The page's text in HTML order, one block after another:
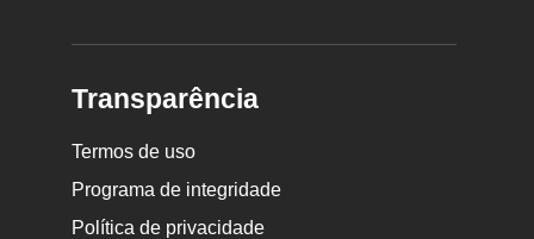
Transparência
Termos de uso
Programa de integridade
Política de privacidade